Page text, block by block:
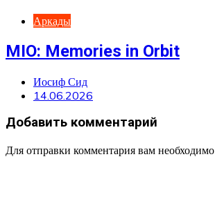
Аркады
MIO: Memories in Orbit
Иосиф Сид
14.06.2026
Добавить комментарий
Для отправки комментария вам необходимо